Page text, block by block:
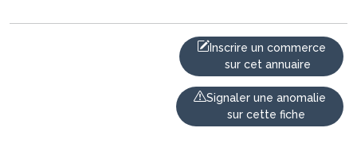
Inscrire un commerce
sur cet annuaire
Signaler une anomalie
sur cette fiche